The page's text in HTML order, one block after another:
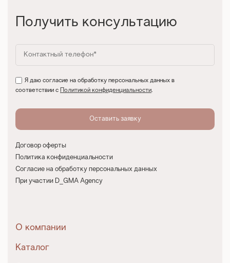
Получить консультацию
Я даю согласие на обработку персональных данных в
соответствии с
Политикой конфиденциальности.
Договор оферты
Политика конфиденциальности
Согласие на обработку персональных данных
При участии D_GMA Agency
О компании
Каталог